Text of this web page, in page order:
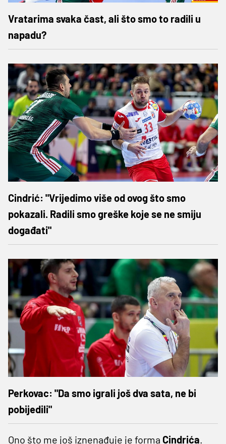
Vratarima svaka čast, ali što smo to radili u
napadu?
Cindrić: "Vrijedimo više od ovog što smo
pokazali. Radili smo greške koje se ne smiju
događati"
Perkovac: "Da smo igrali još dva sata, ne bi
pobijedili"
Ono što me još iznenađuje je forma Cindrića.